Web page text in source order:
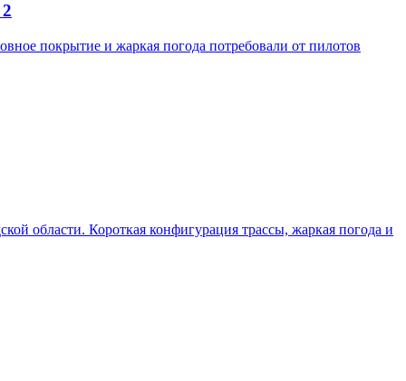
покрытие и жаркая погода потребовали от пилотов
области. Короткая конфигурация трассы, жаркая погода и